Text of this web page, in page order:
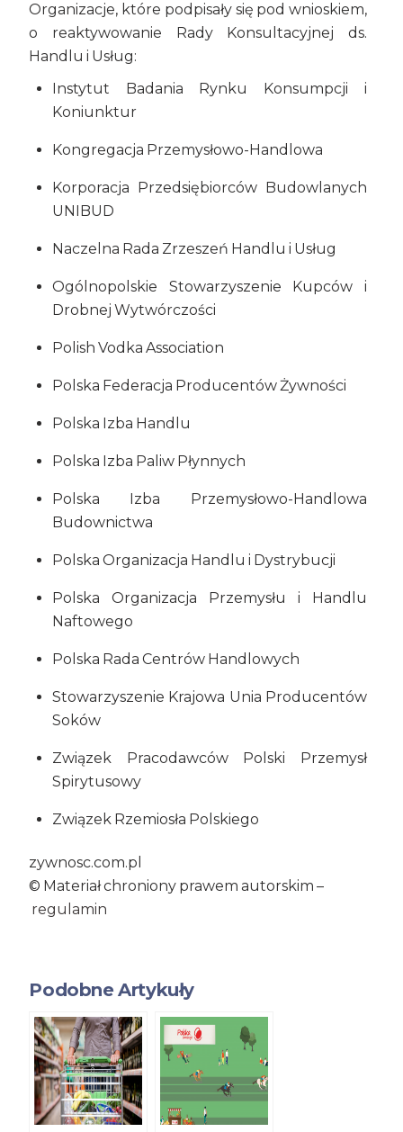
Organizacje, które podpisały się pod wnioskiem,
o reaktywowanie Rady Konsultacyjnej ds.
Handlu i Usług:
Instytut Badania Rynku Konsumpcji i
Koniunktur
Kongregacja Przemysłowo-Handlowa
Korporacja Przedsiębiorców Budowlanych
UNIBUD
Naczelna Rada Zrzeszeń Handlu i Usług
Ogólnopolskie Stowarzyszenie Kupców i
Drobnej Wytwórczości
Polish Vodka Association
Polska Federacja Producentów Żywności
Polska Izba Handlu
Polska Izba Paliw Płynnych
Polska Izba Przemysłowo-Handlowa
Budownictwa
Polska Organizacja Handlu i Dystrybucji
Polska Organizacja Przemysłu i Handlu
Naftowego
Polska Rada Centrów Handlowych
Stowarzyszenie Krajowa Unia Producentów
Soków
Związek Pracodawców Polski Przemysł
Spirytusowy
Związek Rzemiosła Polskiego
zywnosc.com.pl
© Materiał chroniony prawem autorskim –
regulamin
Podobne Artykuły